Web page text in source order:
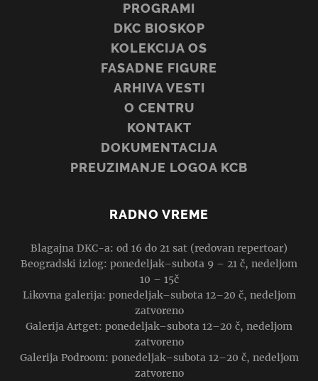
PROGRAMI
DKC BIOSKOP
KOLEKCIJA OS
FASADNE FIGURE
ARHIVA VESTI
O CENTRU
KONTAKT
DOKUMENTACIJA
PREUZIMANJE LOGOA KCB
RADNO VREME
Blagajna DKC-a: od 16 do 21 sat (redovan repertoar)
Beogradski izlog: ponedeljak–subota 9 – 21 č, nedeljom
10 – 15č
Likovna galerija: ponedeljak–subota 12–20 č, nedeljom
zatvoreno
Galerija Artget: ponedeljak–subota 12–20 č, nedeljom
zatvoreno
Galerija Podroom: ponedeljak–subota 12–20 č, nedeljom
zatvoreno